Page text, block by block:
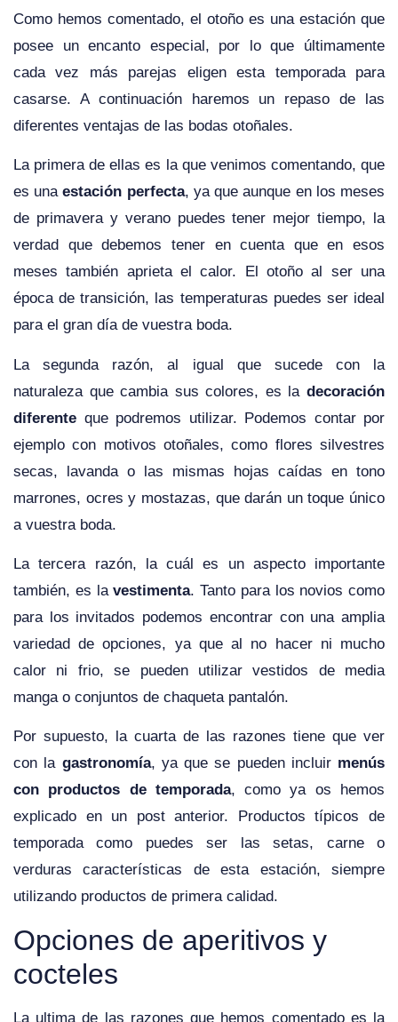
Como hemos comentado, el otoño es una estación que
posee un encanto especial, por lo que últimamente
cada vez más parejas eligen esta temporada para
casarse. A continuación haremos un repaso de las
diferentes ventajas de las bodas otoñales.
La primera de ellas es la que venimos comentando, que
es unaestación perfecta, ya que aunque en los meses
de primavera y verano puedes tener mejor tiempo, la
verdad que debemos tener en cuenta que en esos
meses también aprieta el calor. El otoño al ser una
época de transición, las temperaturas puedes ser ideal
para el gran día de vuestra boda.
La segunda razón, al igual que sucede con la
naturaleza que cambia sus colores, es la decoración
diferente que podremos utilizar. Podemos contar por
ejemplo con motivos otoñales, como flores silvestres
secas, lavanda o las mismas hojas caídas en tono
marrones, ocres y mostazas, que darán un toque único
a vuestra boda.
La tercera razón, la cuál es un aspecto importante
también, es lavestimenta. Tanto para los novios como
para los invitados podemos encontrar con una amplia
variedad de opciones, ya que al no hacer ni mucho
calor ni frio, se pueden utilizar vestidos de media
manga o conjuntos de chaqueta pantalón.
Por supuesto, la cuarta de las razones tiene que ver
con la gastronomía, ya que se pueden incluir menús
con productos de temporada, como ya os hemos
explicado en un post anterior. Productos típicos de
temporada como puedes ser las setas, carne o
verduras características de esta estación, siempre
utilizando productos de primera calidad.
Opciones de aperitivos y
cocteles
La ultima de las razones que hemos comentado es la